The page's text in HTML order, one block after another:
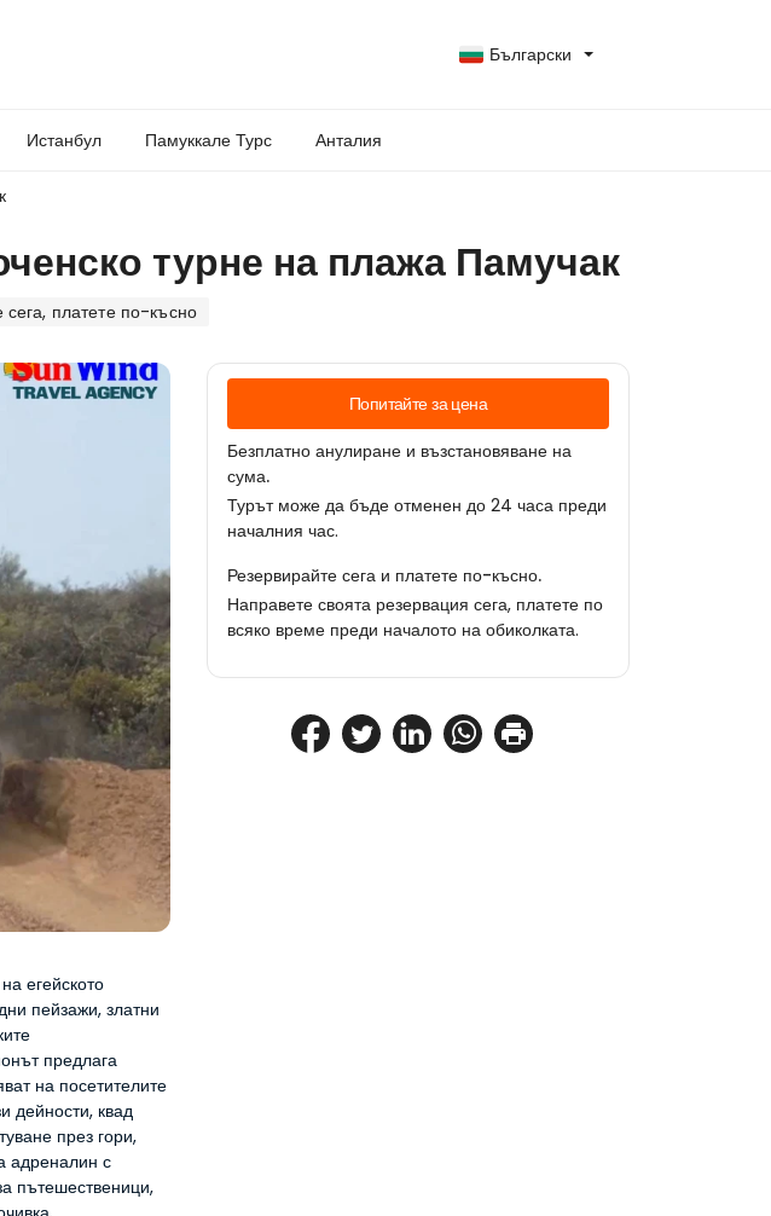
Български
Истанбул Памуккале Турс Анталия
турне на плажа Памучак
сега, платете по-късно
егейското
пейзажи, златни
предлага
на посетителите
дейности, квад
през гори,
адреналин с
пътешественици,
Попитайте за цена
Безплатно анулиране и възстановяване на
сума.
Турът може да бъде отменен до 24 часа преди
началния час.
Резервирайте сега и платете по-късно.
Направете своята резервация сега, платете по
всяко време преди началото на обиколката.